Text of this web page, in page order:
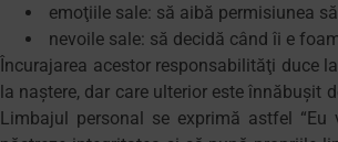
emoţiile sale: să aibă permisiunea
nevoile sale: să decidă când îi e
Încurajarea acestor responsabilităţi duce
la naştere, dar care ulterior este înnăbuşit
Limbajul personal se exprimă astfel